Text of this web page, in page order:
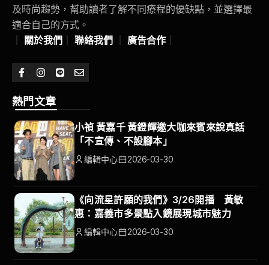
及時尚趨勢，幫助讀者了解不同療程的優缺點，並選擇最
適合自己的方式。
關於我們 聯絡我們 廣告合作
熱門文章
小禎 黃嘉千 黃鐙輝邀大咖來賓來說真話
「不宣傳、不設腳本」
編輯中心 2026-03-30
《向流星許願的我們》3/26開播 黃敏
惠：嘉義市多景點入鏡展現城市魅力
編輯中心 2026-03-30